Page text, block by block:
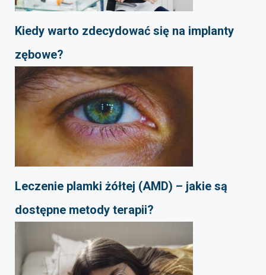
Kiedy warto zdecydować się na implanty
zębowe?
Leczenie plamki żółtej (AMD) – jakie są
dostępne metody terapii?